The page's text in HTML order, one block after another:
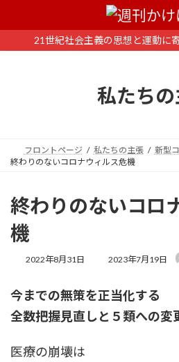
ン
ー
21世紀社会主義の思想と運動に
私たち
フロントページ 私たちの主張
新型
終わりのないコロナウィルス危機
終わりのないコロ
機
2022年8月31日
最
新
時
2023年7月19日
今までの無策を正当化する
全数把握見直しと５類への変
医療の崩壊は